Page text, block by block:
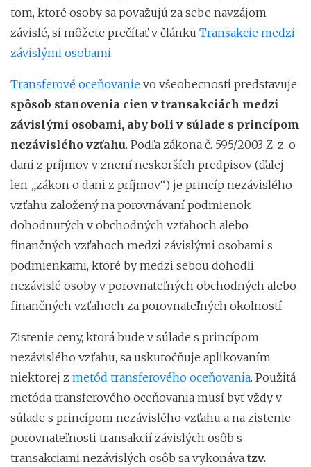
tom, ktoré osoby sa považujú za sebe navzájom
závislé, si môžete prečítať v článku Transakcie medzi
závislými osobami.
Transferové oceňovanie vo všeobecnosti predstavuje
spôsob stanovenia cien v transakciách medzi
závislými osobami, aby boli v súlade s princípom
nezávislého vzťahu. Podľa zákona č. 595/2003 Z. z. o
dani z príjmov v znení neskorších predpisov (ďalej
len „zákon o dani z príjmov“) je princíp nezávislého
vzťahu založený na porovnávaní podmienok
dohodnutých v obchodných vzťahoch alebo
finančných vzťahoch medzi závislými osobami s
podmienkami, ktoré by medzi sebou dohodli
nezávislé osoby v porovnateľných obchodných alebo
finančných vzťahoch za porovnateľných okolností.
Zistenie ceny, ktorá bude v súlade s princípom
nezávislého vzťahu, sa uskutočňuje aplikovaním
niektorej z metód transferového oceňovania. Použitá
metóda transferového oceňovania musí byť vždy v
súlade s princípom nezávislého vzťahu a na zistenie
porovnateľnosti transakcií závislých osôb s
transakciami nezávislých osôb sa vykonáva tzv.